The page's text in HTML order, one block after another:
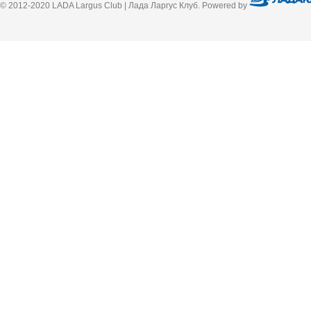
© 2012-2020 LADA Largus Club | Лада Ларгус Клуб. Powered by